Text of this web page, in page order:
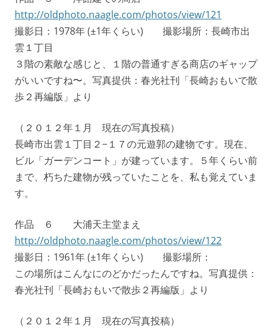
http://oldphoto.naagle.com/photos/view/121
撮影日：1978年 (±1年くらい) 撮影場所：長崎市出
雲１丁目
３階の素敵な感じと、１階の普通すぎる商店のギャップ
がいいですね〜。写真提供：春光社刊「長崎おもいで散
歩２再編版」より
（２０１２年１月 現在の写真投稿）
長崎市出雲１丁目２−１７の元遊郭の建物です。現在、
ビル「ガーデンコート」が建っています。５年くらい前
まで、朽ちた建物が残っていたことを、私も覚えていま
す。
作品 ６ 大浦天主堂まえ
http://oldphoto.naagle.com/photos/view/122
撮影日：1961年 (±1年くらい) 撮影場所：
この場所はこんなにのどかだったんですね。写真提供：
春光社刊「長崎おもいで散歩２再編版」より
（２０１２年１月 現在の写真投稿）